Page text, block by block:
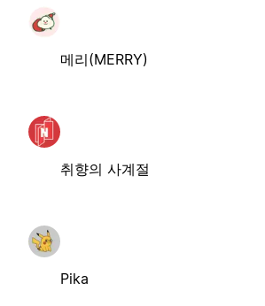
메리(MERRY)
취향의 사계절
Pika